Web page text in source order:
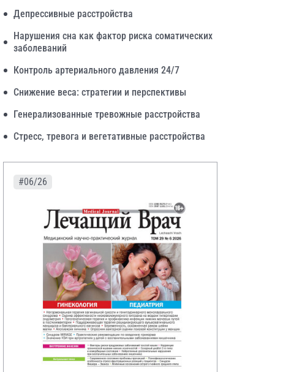
Депрессивные расстройства
Нарушения сна как фактор риска соматических
заболеваний
Контроль артериального давления 24/7
Снижение веса: стратегии и перспективы
Генерализованные тревожные расстройства
Стресс, тревога и вегетативные расстройства
#06/26